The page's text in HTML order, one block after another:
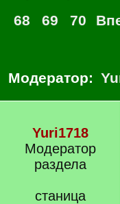
68
69 70
Модератор:
Yuri1718
Модератор
раздела
станица